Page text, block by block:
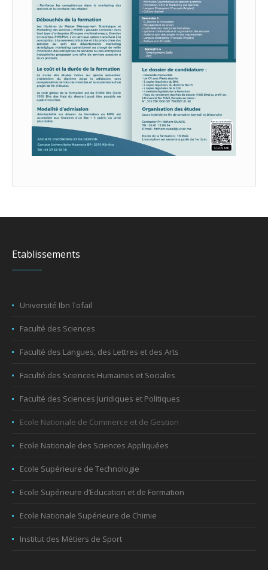
Etablissements
Université Ibn Tofail
Faculté des Sciences
Faculté des Langues, des Lettres et des Arts
Faculté des Sciences Humaines et Sociales
Faculté des Sciences Juridiques et Politiques
Ecole Nationale de Commerce et de Gestion
Ecole Nationale des Sciences Appliquées
Ecole Supérieure de Technologie
Ecole Supérieure d’Education et de Formation
Ecole Nationale Supérieure de Chimie
Institut des Métiers de Sport